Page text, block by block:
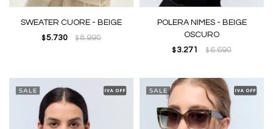
SWEATER CUORE - BEIGE
$ 5.730 $8.990
POLERA NIMES - BEIGE
OSCURO
$ 3.271 $6.690